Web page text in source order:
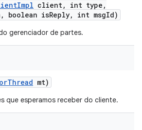
Impl client, int type ,
, boolean isReply, int msgId)
gerenciador de partes.
Thread mt)
que esperamos receber do cliente.